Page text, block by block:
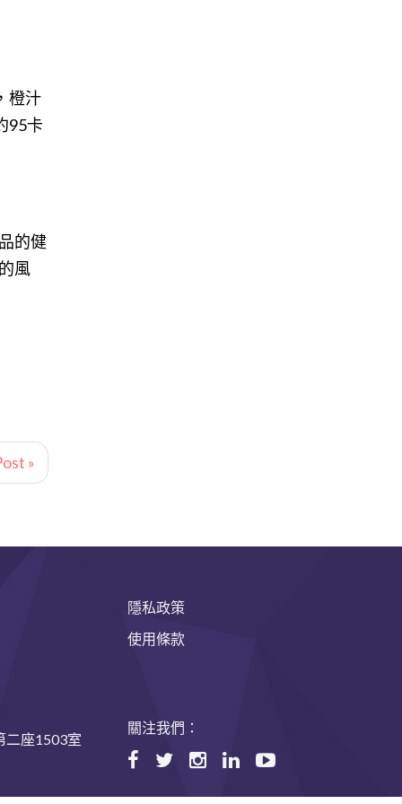
橙汁
95卡
的健
風
»
二座1503室
隱私政策
使用條款
關注我們：